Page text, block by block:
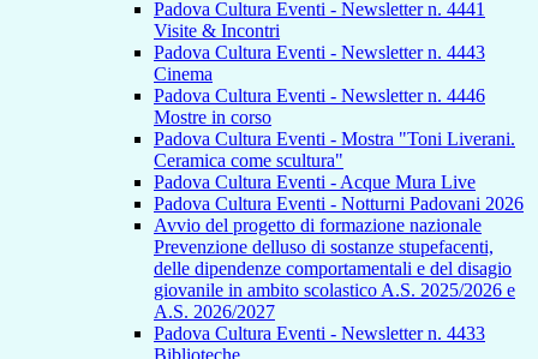
Padova Cultura Eventi - Newsletter n. 4441
Visite & Incontri
Padova Cultura Eventi - Newsletter n. 4443
Cinema
Padova Cultura Eventi - Newsletter n. 4446
Mostre in corso
Padova Cultura Eventi - Mostra "Toni Liverani.
Ceramica come scultura"
Padova Cultura Eventi - Acque Mura Live
Padova Cultura Eventi - Notturni Padovani 2026
Avvio del progetto di formazione nazionale
Prevenzione delluso di sostanze stupefacenti,
delle dipendenze comportamentali e del disagio
giovanile in ambito scolastico A.S. 2025/2026 e
A.S. 2026/2027
Padova Cultura Eventi - Newsletter n. 4433